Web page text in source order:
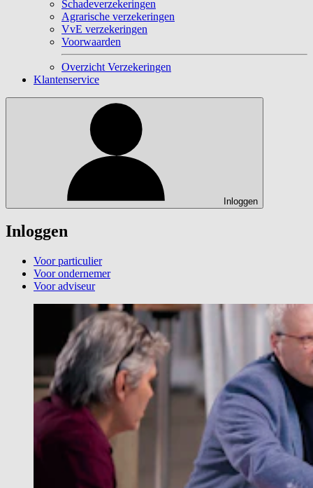
Schadeverzekeringen
Agrarische verzekeringen
VvE verzekeringen
Voorwaarden
Overzicht Verzekeringen
Klantenservice
Inloggen
Inloggen
Voor particulier
Voor ondernemer
Voor adviseur